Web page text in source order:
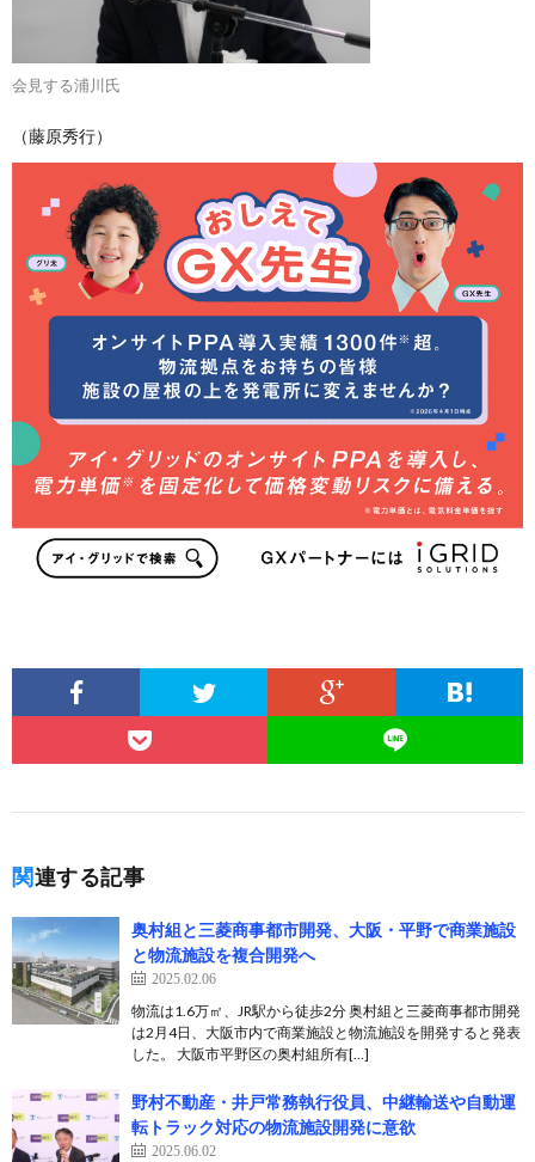
会見する浦川氏
（藤原秀行）
関連する記事
奥村組と三菱商事都市開発、大阪・平野で商業施設
と物流施設を複合開発へ
2025.02.06
物流は1.6万㎡、JR駅から徒歩2分 奥村組と三菱商事都市開発
は2月4日、大阪市内で商業施設と物流施設を開発すると発表
した。 大阪市平野区の奥村組所有[…]
野村不動産・井戸常務執行役員、中継輸送や自動運
転トラック対応の物流施設開発に意欲
2025.06.02